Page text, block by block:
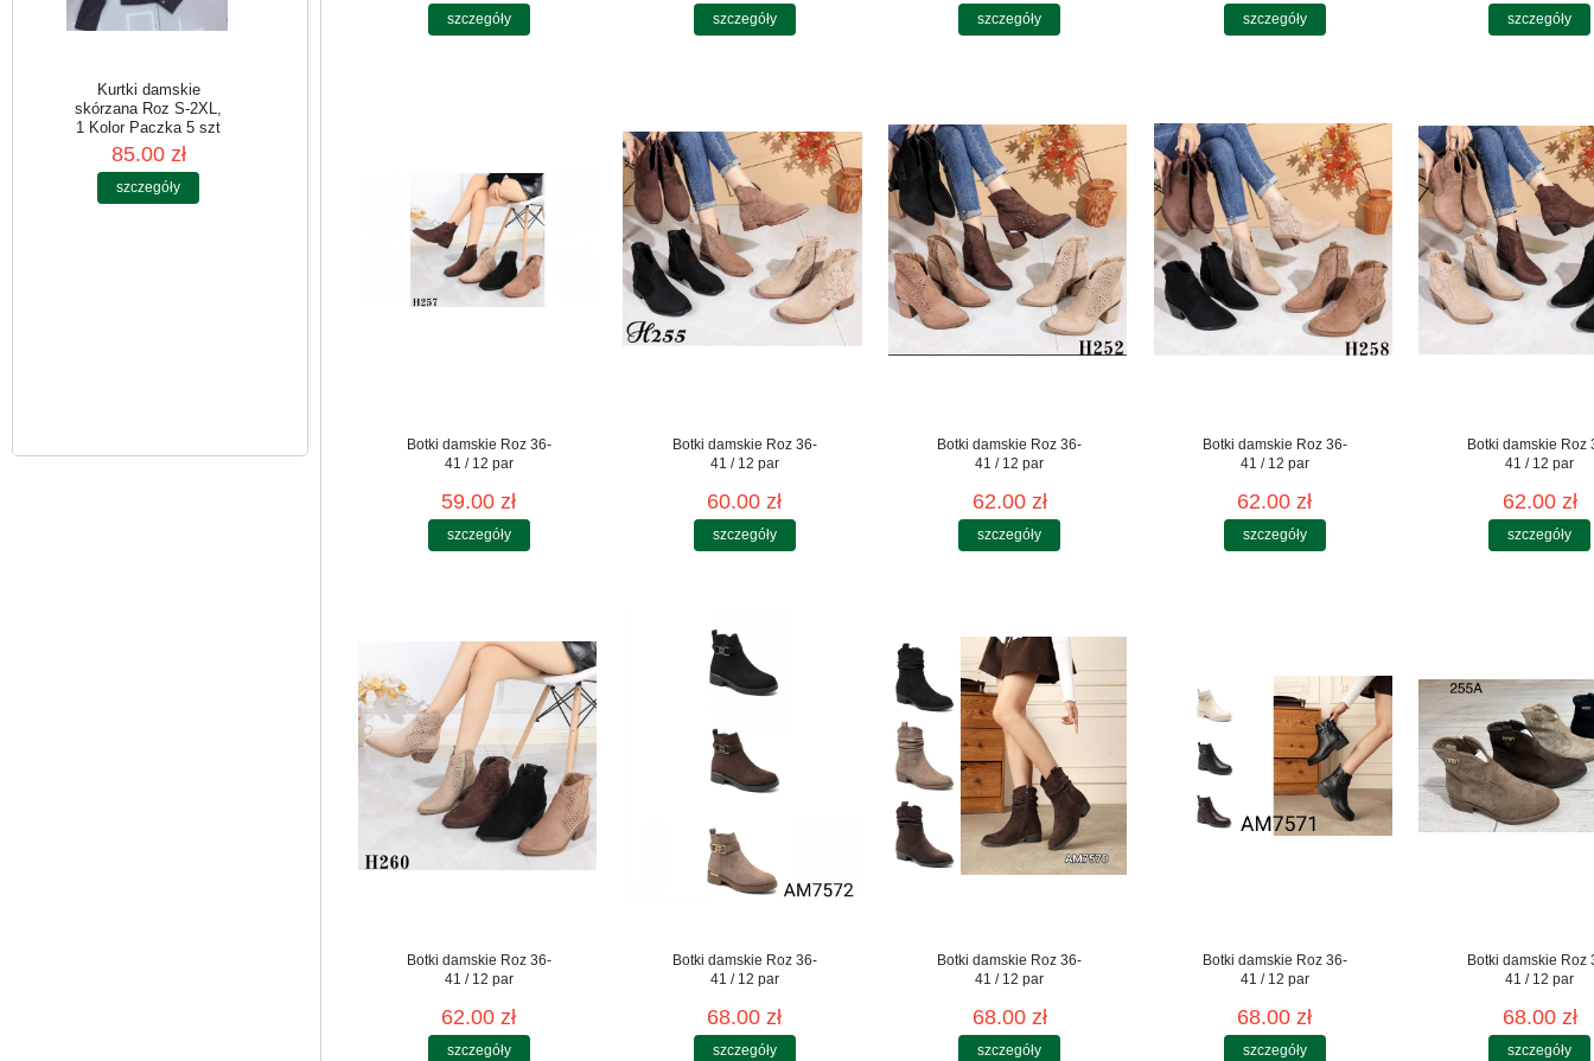
Kurtki damskie
skórzana Roz S-2XL,
szczegóły szczegóły szczegóły szczegóły szczegóły
Botki damskie Roz 36-
41 / 12 par
59.00 zł
szczegóły
Botki damskie Roz 36-
41 / 12 par
60.00 zł
szczegóły
Botki damskie Roz 36-
41 / 12 par
62.00 zł
szczegóły
Botki damskie Roz 36-
41 / 12 par
62.00 zł
szczegóły
Botki damskie Roz
41 / 12 par
62.00 zł
szczegóły
Botki damskie Roz 36-
41 / 12 par
62.00 zł
szczegóły
Botki damskie Roz 36-
41 / 12 par
68.00 zł
szczegóły
Botki damskie Roz 36-
41 / 12 par
68.00 zł
szczegóły
Botki damskie Roz 36-
41 / 12 par
68.00 zł
szczegóły
Botki damskie Roz
41 / 12 par
68.00 zł
szczegóły